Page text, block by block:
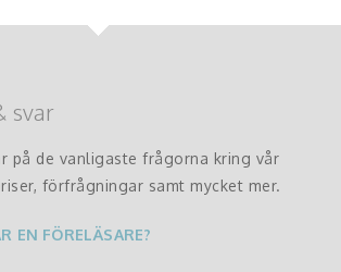
svar
på de vanligaste frågorna kring vår
förfrågningar samt mycket mer.
EN FÖRELÄSARE?